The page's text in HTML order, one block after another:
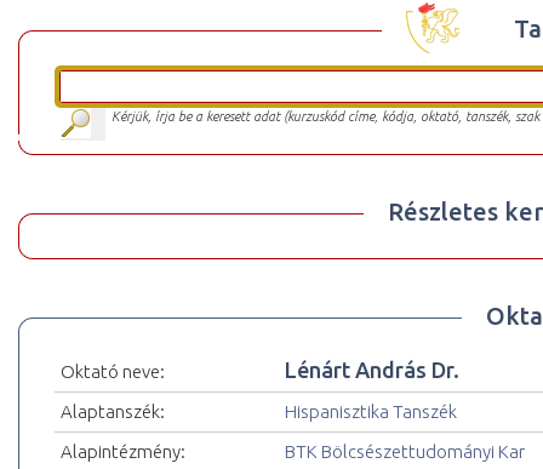
Kérjük, írja be a keresett adat (kurzuskód címe, kódja, oktató, tanszék,
Részletes
Oktató neve: Lénárt András Dr.
Alaptanszék:
Hispanisztika Tanszék
Alapintézmény:
BTK Bölcsészettudományi Kar